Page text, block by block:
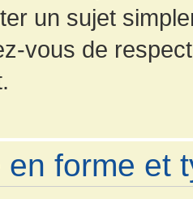
un sujet
vous de
en forme et